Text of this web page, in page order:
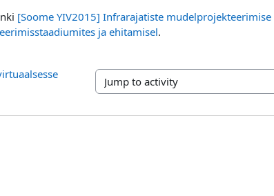
[Soome YIV2015] Infrarajatiste
ja ehitamisel.
Jump to activity